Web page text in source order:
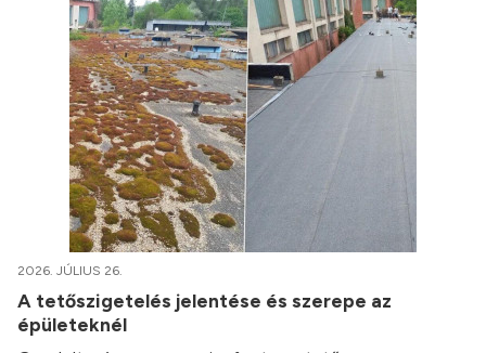
2026. JÚLIUS 26.
A tetőszigetelés jelentése és szerepe az
épületeknél